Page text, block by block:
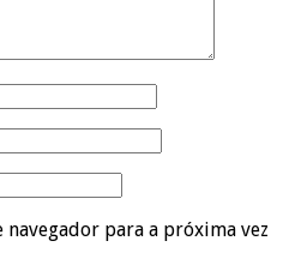
navegador para a próxima vez